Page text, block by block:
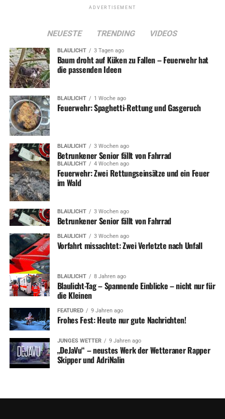
ADVERTISEMENT
NEUESTE TRENDING VIDEOS
BLAULICHT 3 Tagen ago
Baum droht auf Küken zu Fallen – Feuerwehr hat
die passenden Ideen
BLAULICHT 1 Woche ago
Feuerwehr: Spaghetti-Rettung und Gasgeruch
BLAULICHT 3 Wochen ago
Betrunkener Senior fällt von Fahrrad
BLAULICHT 4 Wochen ago
Feuerwehr: Zwei Rettungseinsätze und ein Feuer
im Wald
BLAULICHT 3 Wochen ago
Betrunkener Senior fällt von Fahrrad
BLAULICHT 3 Wochen ago
Vorfahrt missachtet: Zwei Verletzte nach Unfall
BLAULICHT 8 Jahren ago
Blaulicht-Tag – Spannende Einblicke – nicht nur für
die Kleinen
FEATURED 9 Jahren ago
Frohes Fest: Heute nur gute Nachrichten!
JUNGES WETTER 9 Jahren ago
„DeJaVu“ – neustes Werk der Wetteraner Rapper
Skipper und AdriNalin